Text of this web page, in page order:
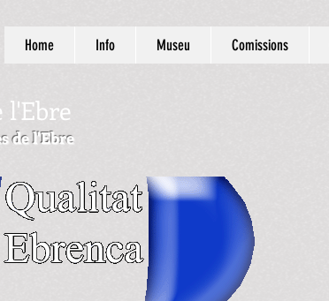
Home Info Museu Comissions
l'Ebre
de l'Ebre